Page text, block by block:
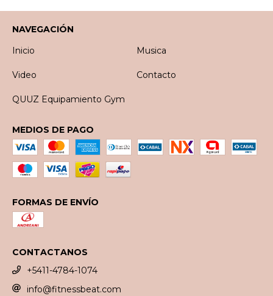
NAVEGACIÓN
Inicio
Musica
Video Contacto
QUUZ Equipamiento Gym
MEDIOS DE PAGO
FORMAS DE ENVÍO
CONTACTANOS
+5411-4784-1074
info@fitnessbeat.com